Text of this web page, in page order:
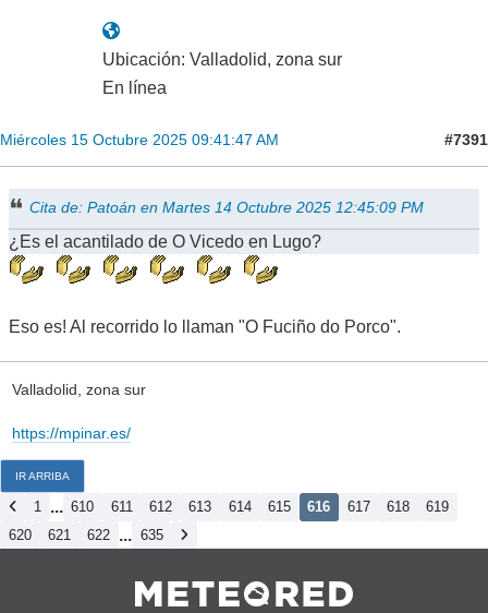
Ubicación: Valladolid, zona sur
En línea
Miércoles 15 Octubre 2025 09:41:47 AM #7391
Cita de: Patoán en Martes 14 Octubre 2025 12:45:09 PM
¿Es el acantilado de O Vicedo en Lugo?
Eso es! Al recorrido lo llaman "O Fuciño do Porco".
Valladolid, zona sur
https://mpinar.es/
IR ARRIBA
1 ... 610 611 612 613 614 615 616 617 618
619
620
621 622 ... 635